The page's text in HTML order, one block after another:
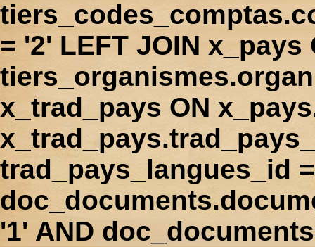
= '2' LEFT JOIN
x_trad_pays ON
trad_pays_langues_id
'1' AND